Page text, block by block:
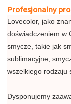
Profesjonalny
Lovecolor, jako
doświadczeniem w
smycze, takie jak
sublimacyjne,
wszelkiego rodzaju
Dysponujemy